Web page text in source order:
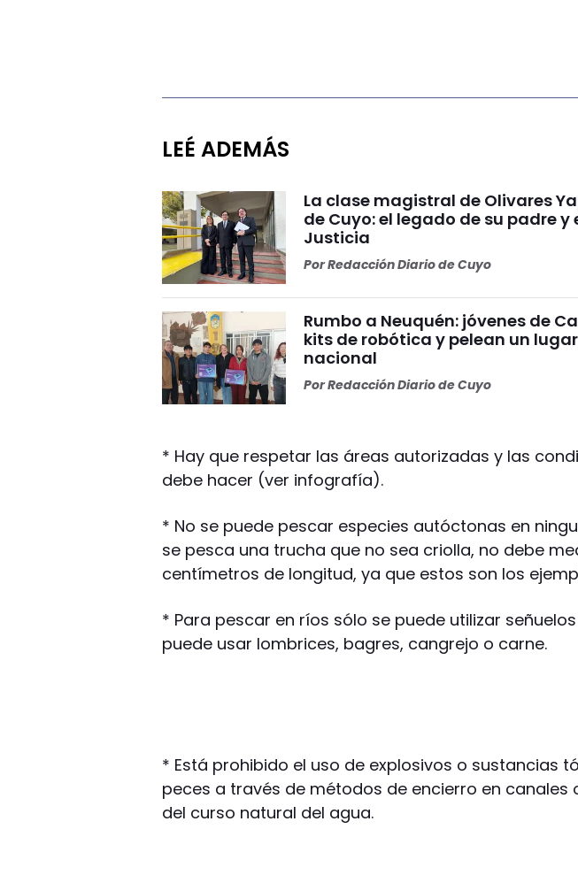
LEÉ ADEMÁS
La clase magistral de Olivares
de Cuyo: el legado de su padre y
Justicia
PorRedacción Diario de Cuyo
Rumbo a Neuquén: jóvenes de
kits de robótica y pelean un
nacional
PorRedacción Diario de Cuyo
* Hay que respetar las áreas autorizadas y las
debe hacer (ver infografía).
* No se puede pescar especies autóctonas en
se pesca una trucha que no sea criolla, no debe
centímetros de longitud, ya que estos son los
* Para pescar en ríos sólo se puede utilizar
puede usar lombrices, bagres, cangrejo o carne.
* Está prohibido el uso de explosivos o sustancias
peces a través de métodos de encierro en canales
del curso natural del agua.